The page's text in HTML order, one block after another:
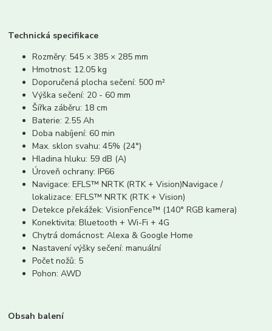
Technická specifikace
Rozměry: 545 × 385 × 285 mm
Hmotnost: 12.05 kg
Doporučená plocha sečení: 500 m²
Výška sečení: 20 - 60 mm
Šířka záběru: 18 cm
Baterie: 2.55 Ah
Doba nabíjení: 60 min
Max. sklon svahu: 45% (24°)
Hladina hluku: 59 dB (A)
Úroveň ochrany: IP66
Navigace: EFLS™ NRTK (RTK + Vision)Navigace /
lokalizace: EFLS™ NRTK (RTK + Vision)
Detekce překážek: VisionFence™ (140° RGB kamera)
Konektivita: Bluetooth + Wi-Fi + 4G
Chytrá domácnost: Alexa & Google Home
Nastavení výšky sečení: manuální
Počet nožů: 5
Pohon: AWD
Obsah balení